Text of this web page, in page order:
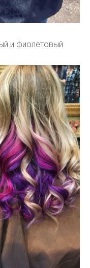
и фиолетовый